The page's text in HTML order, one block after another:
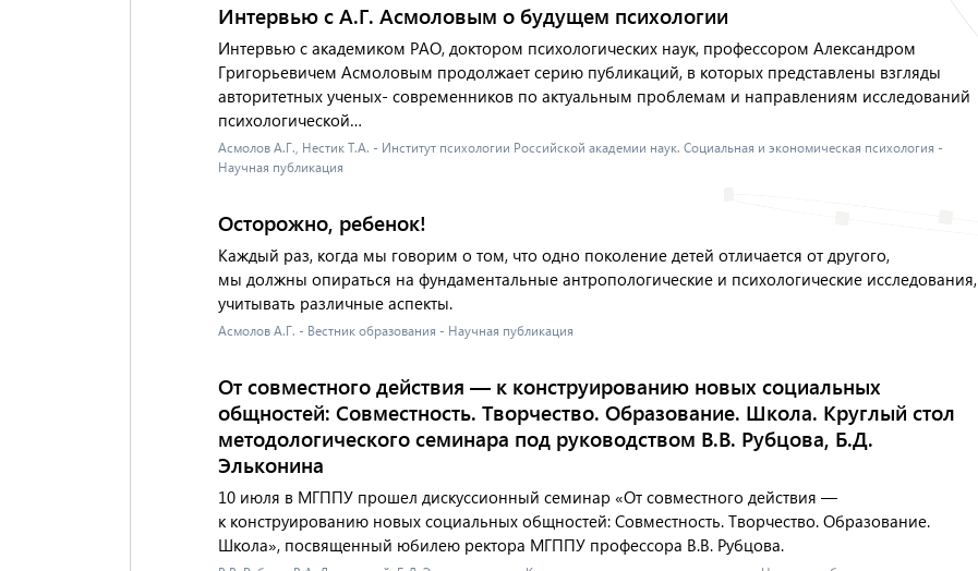
Интервью с А.Г. Асмоловым о будущем психологии
Интервью с академиком РАО, доктором психологических наук, профессором Александром
Григорьевичем Асмоловым продолжает серию публикаций, в которых представлены взгляды
авторитетных ученых- современников по актуальным проблемам и направлениям исследований
психологической…
Асмолов А.Г., Нестик Т.А. - Институт психологии Российской академии наук. Социальная и экономическая психология -
Научная публикация
Осторожно, ребенок!
Каждый раз, когда мы говорим о том, что одно поколение детей отличается от другого,
мы должны опираться на фундаментальные антропологические и психологические исследования,
учитывать различные аспекты.
Асмолов А.Г. - Вестник образования - Научная публикация
От совместного действия — к конструированию новых социальных
общностей: Совместность. Творчество. Образование. Школа. Круглый стол
методологического семинара под руководством В.В. Рубцова, Б.Д.
Эльконина
10 июля в МГППУ прошел дискуссионный семинар «От совместного действия —
к конструированию новых социальных общностей: Совместность. Творчество. Образование.
Школа», посвященный юбилею ректора МГППУ профессора В.В. Рубцова.